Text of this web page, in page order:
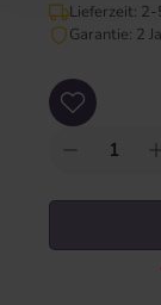
Lieferzeit: 2-
Garantie: 2
Produkt Anzahl: